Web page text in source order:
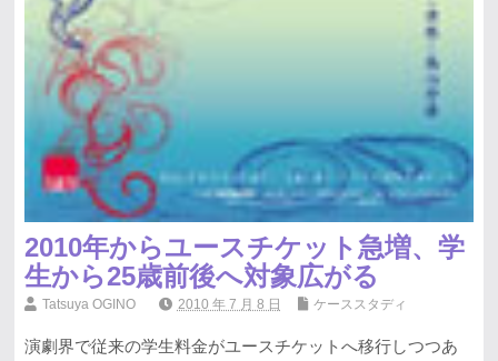
2010年からユースチケット急増、学
生から25歳前後へ対象広がる
Tatsuya OGINO 2010 年 7 月 8 日 ケーススタディ
演劇界で従来の学生料金がユースチケットへ移行しつつあ